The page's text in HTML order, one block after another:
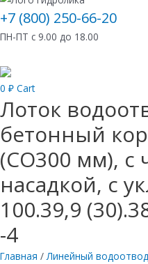
+7 (800) 250-66-20
ПН-ПТ с 9.00 до 18.00
0 ₽ Cart
Лоток
бетонный
(СО300 мм), с
насадкой, с
100.39,9
-4
Главная /Линейный водоотвод